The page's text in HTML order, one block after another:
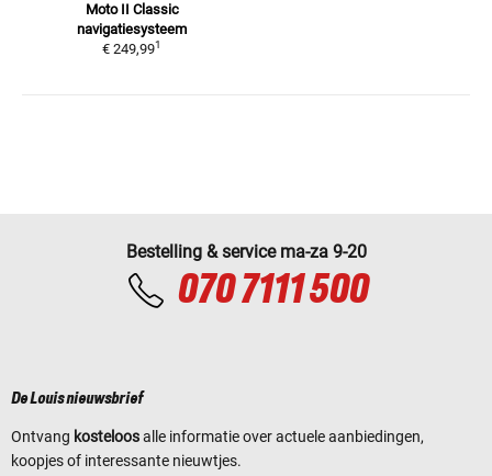
Moto II Classic
navigatiesysteem
€ 249,991
Bestelling & service ma-za 9-20
070 7111 500
De Louis nieuwsbrief
Ontvang kosteloosalle informatie over actuele aanbiedingen,
koopjes of interessante nieuwtjes.